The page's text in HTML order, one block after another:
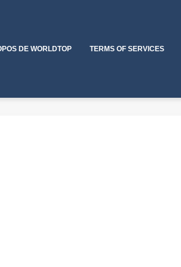
DE WORLDTOP TERMS OF SERVICES